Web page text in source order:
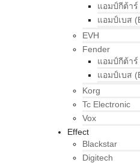
แอมป์กีต้าร์
แอมป์เบส
EVH
Fender
แอมป์กีต้าร์
แอมป์เบส
Korg
Tc Electronic
Vox
Effect
Blackstar
Digitech